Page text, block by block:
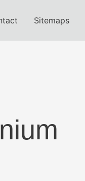
Sitemaps